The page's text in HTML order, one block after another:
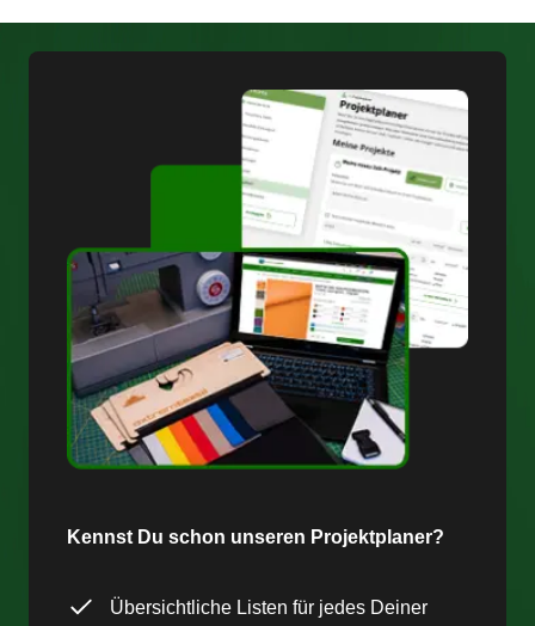
Kennst Du schon unseren Projektplaner?
Übersichtliche Listen für jedes Deiner